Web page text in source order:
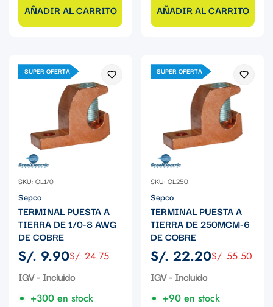
AÑADIR AL CARRITO AÑADIR AL CARRITO
SUPER OFERTA
SKU: CL1/0
Sepco
TERMINAL PUESTA A
TIERRA DE 1/0-8 AWG
DE COBRE
Precio
de
S/. 9.90
Precio
regular
S/. 24.75
IGV - Incluido
+300 en stock
SUPER OFERTA
SKU: CL250
Sepco
TERMINAL PUESTA A
TIERRA DE 250MCM-6
DE COBRE
Precio
de
S/. 22.20
Precio
regular
S/. 55.50
IGV - Incluido
+90 en stock